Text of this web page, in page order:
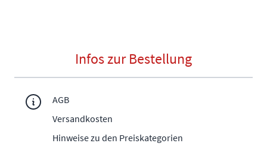
Infos zur Bestellung
AGB
Versandkosten
Hinweise zu den Preiskategorien